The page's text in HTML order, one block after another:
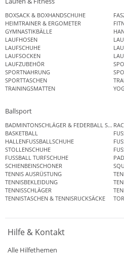
BOXSACK & BOXHANDSCHUHE
HEIMTRAINER & ERGOMETER
GYMNASTIKBÄLLE
LAUFHOSEN
LAUFSCHUHE
LAUFSOCKEN
LAUFZUBEHÖR
SPORTNAHRUNG
SPORTTASCHEN
TRAININGSMATTEN
Ballsport
BADMINTONSCHLÄGER & FEDERBALL SETS
BASKETBALL
HALLENFUSSBALLSCHUHE
STOLLENSCHUHE
FUSSBALL TURFSCHUHE
SCHIENBEINSCHONER
TENNIS AUSRÜSTUNG
TENNISBEKLEIDUNG
TENNISSCHLÄGER
TENNISTASCHEN & TENNISRUCKSÄCKE
Hilfe & Kontakt
Alle Hilfethemen